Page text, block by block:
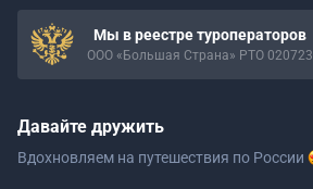
Мы в реестре туроператоров
ООО «Большая Страна» РТО 020723
Давайте дружить
Вдохновляем на путешествия по России